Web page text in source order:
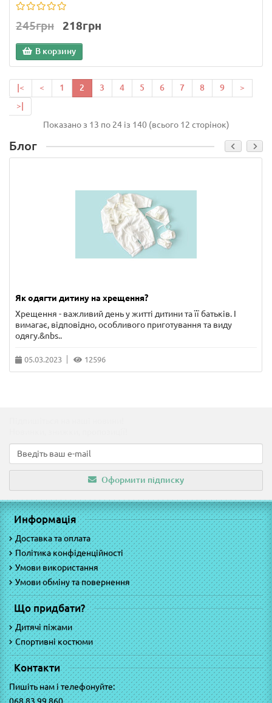
245грн 218грн
В корзину
|< < 1 2 3 4 5 6 7 8 9
>
>|
Показано з 13 по 24 із 140 (всього 12 сторінок)
Блог
Як одягти дитину на хрещення?
Хрещення - важливий день у житті дитини та її батьків. І
вимагає, відповідно, особливого приготування та виду
одягу.&nbs..
05.03.2023 12596
Оформити підписку
Информація
Доставка та оплата
Політика конфіденційності
Умови використання
Умови обміну та повернення
Що придбати?
Дитячі піжами
Спортивні костюми
Контакти
Пишіть нам і телефонуйте: